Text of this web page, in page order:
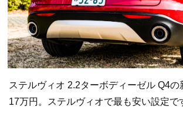
ステルヴィオ 2.2ターボディーゼル Q4
17万円。ステルヴィオで最も安い設定で